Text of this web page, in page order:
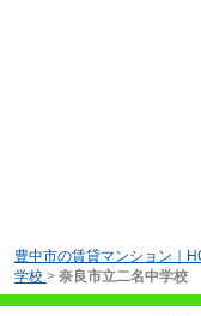
豊中市の賃貸マンション｜
学校 > 奈良市立二名中学校